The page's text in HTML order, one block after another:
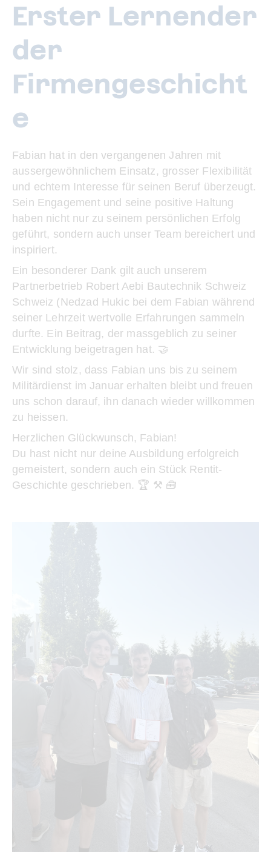
Erster Lernender
der
Firmengeschicht
e
Fabian hat in den vergangenen Jahren mit
aussergewöhnlichem Einsatz, grosser Flexibilität
und echtem Interesse für seinen Beruf überzeugt.
Sein Engagement und seine positive Haltung
haben nicht nur zu seinem persönlichen Erfolg
geführt, sondern auch unser Team bereichert und
inspiriert.
Ein besonderer Dank gilt auch unserem
Partnerbetrieb Robert Aebi Bautechnik Schweiz
Schweiz (Nedzad Hukic bei dem Fabian während
seiner Lehrzeit wertvolle Erfahrungen sammeln
durfte. Ein Beitrag, der massgeblich zu seiner
Entwicklung beigetragen hat. 🤝
Wir sind stolz, dass Fabian uns bis zu seinem
Militärdienst im Januar erhalten bleibt und freuen
uns schon darauf, ihn danach wieder willkommen
zu heissen.
Herzlichen Glückwunsch, Fabian!
Du hast nicht nur deine Ausbildung erfolgreich
gemeistert, sondern auch ein Stück Rentit-
Geschichte geschrieben. 🏆 ⚒️ 🧰